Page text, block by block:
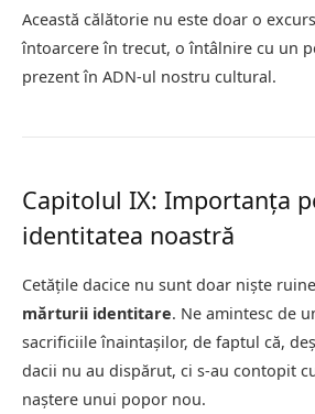
Această călătorie nu este doar o
întoarcere în trecut, o întâlnire cu un
prezent în ADN-ul nostru cultural.
Capitolul IX: Importanța
identitatea noastră
Cetățile dacice nu sunt doar niște
mărturii identitare. Ne amintesc de
sacrificiile înaintașilor, de faptul că,
dacii nu au dispărut, ci s-au contopit
naștere unui popor nou.